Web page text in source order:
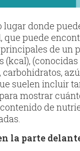
lugar donde
puede
de un
(kcal),
carbohidratos,
suelen incluir
mostrar
de
la parte